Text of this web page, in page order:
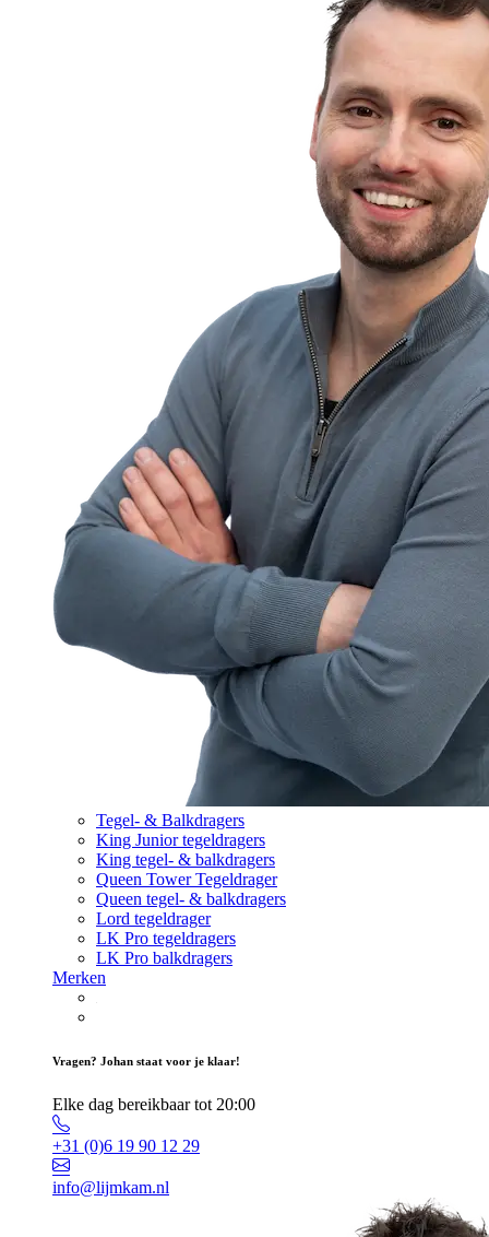
Tegel- & Balkdragers
King Junior tegeldragers
King tegel- & balkdragers
Queen Tower Tegeldrager
Queen tegel- & balkdragers
Lord tegeldrager
LK Pro tegeldragers
LK Pro balkdragers
Merken
Vragen? Johan staat voor je klaar!
Elke dag bereikbaar tot 20:00
+31 (0)6 19 90 12 29
info@lijmkam.nl